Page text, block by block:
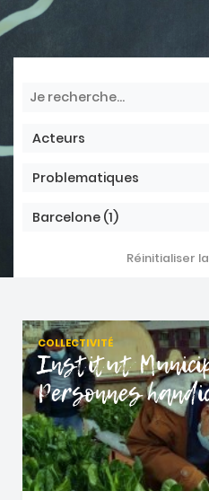
Acteurs
Problematiques
Barcelone (1)
Réinitialiser
COLLECTIVITÉ
Institut
Personnes